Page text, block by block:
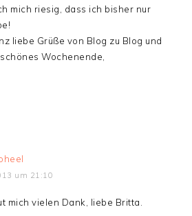
mich riesig, dass ich bisher nur
liebe Grüße von Blog zu Blog und
Wochenende,
um 21:10
mich vielen Dank, liebe Britta.